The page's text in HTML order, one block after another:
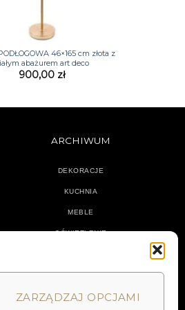
ZARZĄDZAJ OPCJAMI
46×165 cm złota z
abażurem art deco
900,00 zł
ARCHIWUM
DEKORACJE
KUCHNIA
MEBLE
OŚWIETLENIE